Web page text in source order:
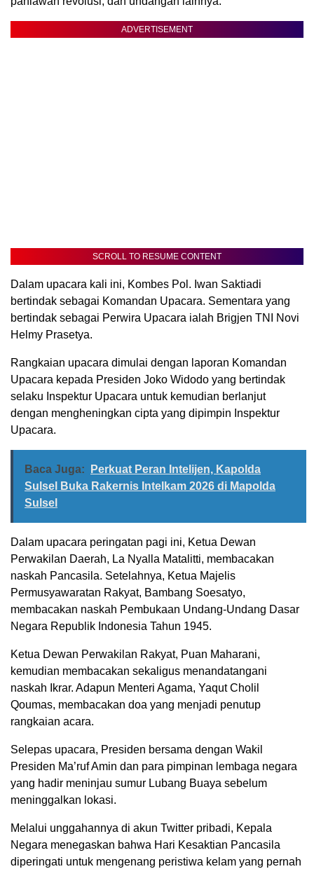
ADVERTISEMENT
SCROLL TO RESUME CONTENT
Dalam upacara kali ini, Kombes Pol. Iwan Saktiadi
bertindak sebagai Komandan Upacara. Sementara yang
bertindak sebagai Perwira Upacara ialah Brigjen TNI Novi
Helmy Prasetya.
Rangkaian upacara dimulai dengan laporan Komandan
Upacara kepada Presiden Joko Widodo yang bertindak
selaku Inspektur Upacara untuk kemudian berlanjut
dengan mengheningkan cipta yang dipimpin Inspektur
Upacara.
Baca Juga:
Perkuat Peran Intelijen, Kapolda
Sulsel Buka Rakernis Intelkam 2026 di Mapolda
Sulsel
Dalam upacara peringatan pagi ini, Ketua Dewan
Perwakilan Daerah, La Nyalla Matalitti, membacakan
naskah Pancasila. Setelahnya, Ketua Majelis
Permusyawaratan Rakyat, Bambang Soesatyo,
membacakan naskah Pembukaan Undang-Undang Dasar
Negara Republik Indonesia Tahun 1945.
Ketua Dewan Perwakilan Rakyat, Puan Maharani,
kemudian membacakan sekaligus menandatangani
naskah Ikrar. Adapun Menteri Agama, Yaqut Cholil
Qoumas, membacakan doa yang menjadi penutup
rangkaian acara.
Selepas upacara, Presiden bersama dengan Wakil
Presiden Ma’ruf Amin dan para pimpinan lembaga negara
yang hadir meninjau sumur Lubang Buaya sebelum
meninggalkan lokasi.
Melalui unggahannya di akun Twitter pribadi, Kepala
Negara menegaskan bahwa Hari Kesaktian Pancasila
diperingati untuk mengenang peristiwa kelam yang pernah